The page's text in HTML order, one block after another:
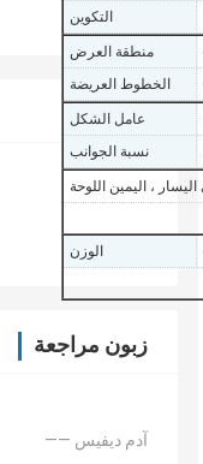
شهادة
زبون مراجعة
—— آدم ديفيس
التكوين
منطقة العرض
الخطوط العريضة
(ديم)
عامل الشكل
نسبة الجوانب
الوزن